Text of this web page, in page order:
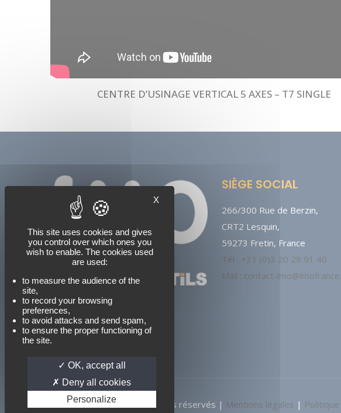
CENTRE D’USINAGE VERTICAL 5 AXES – T7 SINGLE
SIÈGE SOCIAL
266/300 Rue de Berzin,
CRT2 Lesquin,
59273 Fretin, France
Tél : +33 (0)3 20 29 91 40
Mail : contact-
© 2024 LMO France, Tous droits réservés | Mentions légales |
X
This site uses cookies and gives
you control over which ones you
wish to enable. The cookies used
are used:
to measure the audience of the
site,
to record your browsing
preferences,
to avoid attacks and send spam,
to ensure the proper functioning of
the site.
OK, accept all
Deny all cookies
Personalize